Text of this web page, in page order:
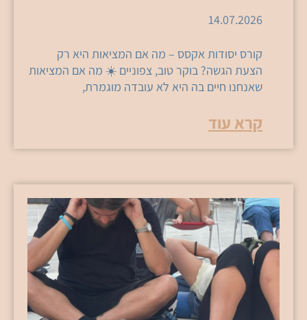
14.07.2026
קורס יסודות אקסס – מה אם המציאות היא רק
הצעת הגשה? בוקר טוב, צפוניים ☀️ מה אם המציאות
שאנחנו חיים בה היא לא עובדה מוגמרת,
קרא עוד